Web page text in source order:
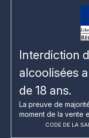
Interdiction
alcoolisées
de 18 ans.
La preuve de
moment de la vente
CODE DE LA